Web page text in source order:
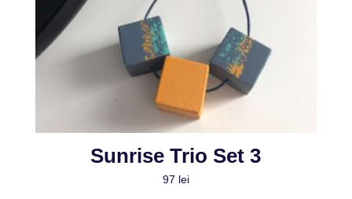
Sunrise Trio Set 3
97 lei